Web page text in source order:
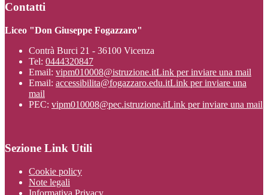
Contatti
Liceo "Don Giuseppe Fogazzaro"
Contrà Burci 21 - 36100 Vicenza
Tel: 0444320847
Email: vipm010008@istruzione.itLink per inviare una mail
Email: accessibilita@fogazzaro.edu.itLink per inviare una
mail
PEC: vipm010008@pec.istruzione.itLink per inviare una mail
Sezione Link Utili
Cookie policy
Note legali
Informativa Privacy